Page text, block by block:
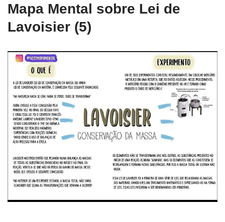
Mapa Mental sobre Lei de
Lavoisier (5)